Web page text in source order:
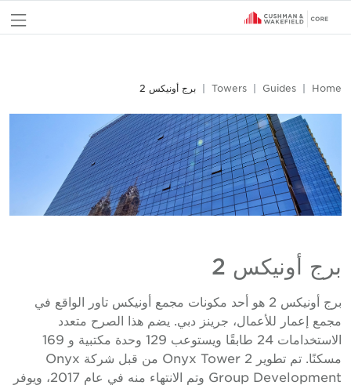
Home
Guides
Towers برج أونيكس 2
برج أونيكس 2
برج أونيكس 2 هو أحد مكونات مجمع أونيكس تاور الواقع في
مجمع إعمار للأعمال، جرينز دبي. يضم هذا الصرح متعدد
الاستخدامات 24 طابقًا ويستوعب 129 وحدة مكتبية و 169
مسكنًا. تم تطوير Onyx Tower 2 من قبل شركة Onyx
Group Development وتم الانتهاء منه في عام 2017، ويوفر